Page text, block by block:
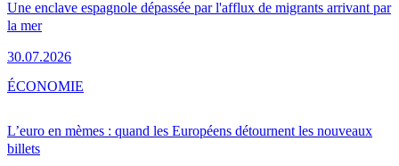
Une enclave espagnole dépassée par l'afflux de migrants arrivant par
la mer
30.07.2026
L’euro en mèmes : quand les Européens détournent les nouveaux
billets
ÉCONOMIE